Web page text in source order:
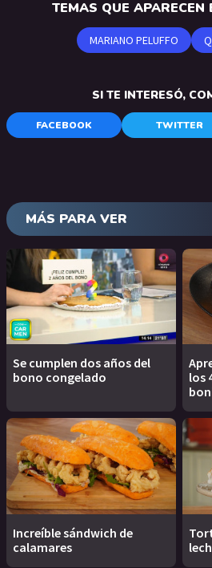
TEMAS QUE APARECEN
MARIANO PELUFFO
SI TE INTERESÓ,
FACEBOOK TWITTER
MÁS PARA VER
Se cumplen dos años del
bono congelado
los
Increíble sándwich de
calamares